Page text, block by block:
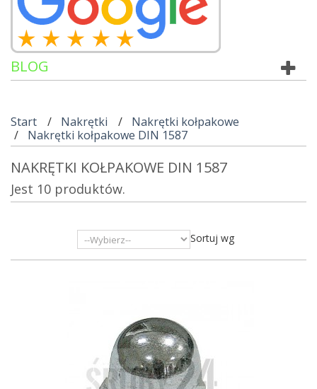
BLOG
Start Nakrętki
Nakrętki kołpakowe
Nakrętki kołpakowe DIN 1587
NAKRĘTKI KOŁPAKOWE DIN 1587
Jest 10 produktów.
Sortuj wg